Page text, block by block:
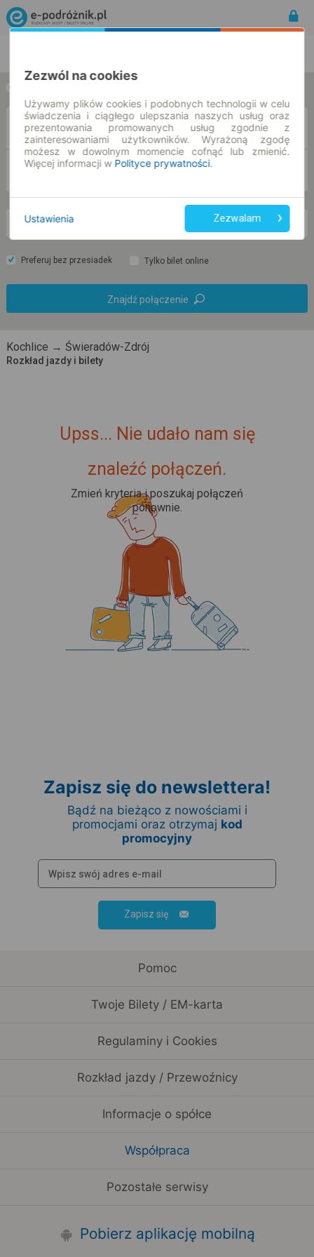
Z
DO
nd. 9 sie.
Preferuj bez przesiadek Tylko bilet online
Znajdź połączenie
Kochlice → Świeradów-Zdrój
Rozkład jazdy i bilety
Upss... Nie udało nam się
znaleźć połączeń.
Zmień kryteria i poszukaj połączeń
ponownie.
Zapisz się do newslettera!
Bądź na bieżąco z nowościami i
promocjami oraz otrzymaj kod
promocyjny
Zapisz się
Pomoc
Twoje Bilety / EM-karta
Regulaminy i Cookies
Rozkład jazdy / Przewoźnicy
Informacje o spółce
Współpraca
Pozostałe serwisy
Pobierz aplikację mobilną
Zezwól na cookies
Używamy plików cookies i podobnych technologii w celu
świadczenia i ciągłego ulepszania naszych usług oraz
prezentowania promowanych usług zgodnie z
zainteresowaniami użytkowników. Wyrażoną zgodę
możesz w dowolnym momencie cofnąć lub zmienić.
Więcej informacji w Polityce prywatności.
Ustawienia Zezwalam